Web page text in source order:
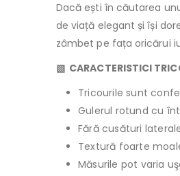
Dacă ești în căutarea
de viață elegant și își
zâmbet pe fața oricărui
▧ CARACTERISTICI
Tricourile sunt
Gulerul rotund cu
Fără cusături
Textură foarte
Măsurile pot varia